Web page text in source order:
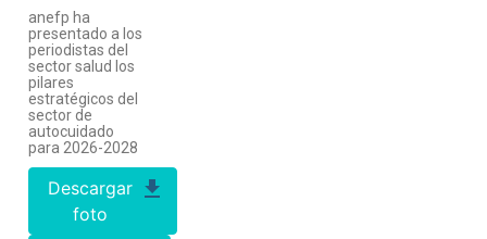
anefp ha
presentado a los
periodistas del
sector salud los
pilares
estratégicos del
sector de
autocuidado
para 2026-2028
Descargar
foto